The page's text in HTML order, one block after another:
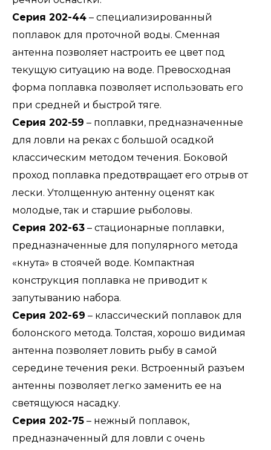
Серия 202-44 – специализированный
поплавок для проточной воды. Сменная
антенна позволяет настроить ее цвет под
текущую ситуацию на воде. Превосходная
форма поплавка позволяет использовать его
при средней и быстрой тяге.
Серия 202-59 – поплавки, предназначенные
для ловли на реках с большой осадкой
классическим методом течения. Боковой
проход поплавка предотвращает его отрыв от
лески. Утолщенную антенну оценят как
молодые, так и старшие рыболовы.
Серия 202-63 – стационарные поплавки,
предназначенные для популярного метода
«кнута» в стоячей воде. Компактная
конструкция поплавка не приводит к
запутыванию набора.
Серия 202-69 – классический поплавок для
болонского метода. Толстая, хорошо видимая
антенна позволяет ловить рыбу в самой
середине течения реки. Встроенный разъем
антенны позволяет легко заменить ее на
светящуюся насадку.
Серия 202-75 – нежный поплавок,
предназначенный для ловли с очень